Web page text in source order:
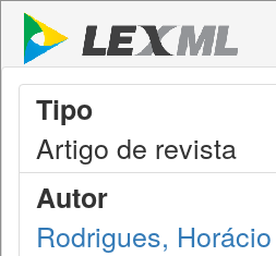
Tipo
Artigo de revista
Autor
Rodrigues,